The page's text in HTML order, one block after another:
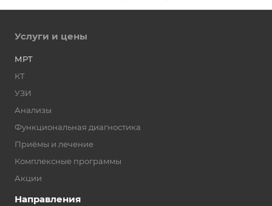
Услуги и цены
МРТ
КТ
УЗИ
Анализы
Функциональная диагностика
Приёмы и лечение
Комплексные программы
Акции
Направления